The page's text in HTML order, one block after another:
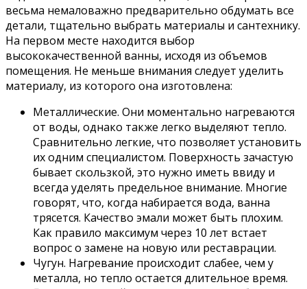
весьма немаловажно предварительно обдумать все
детали, тщательно выбрать материалы и сантехнику.
На первом месте находится выбор
высококачественной ванны, исходя из объемов
помещения. Не меньше внимания следует уделить
материалу, из которого она изготовлена:
Металлические. Они моментально нагреваются
от воды, однако также легко выделяют тепло.
Сравнительно легкие, что позволяет установить
их одним специалистом. Поверхность зачастую
бывает скользкой, это нужно иметь ввиду и
всегда уделять предельное внимание. Многие
говорят, что, когда набирается вода, ванна
трясется. Качество эмали может быть плохим.
Как правило максимум через 10 лет встает
вопрос о замене на новую или реставрации.
Чугун. Нагревание происходит слабее, чем у
металла, но тепло остается длительное время.